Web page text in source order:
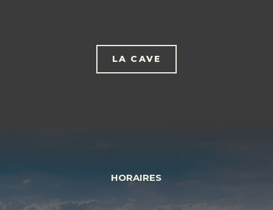
LA CAVE
HORAIRES